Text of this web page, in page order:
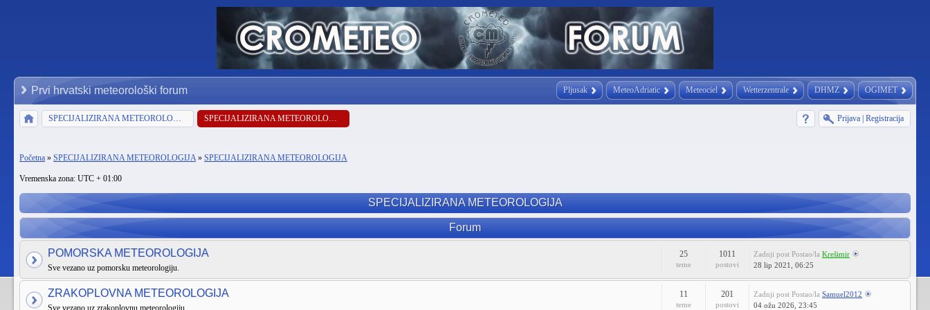
Pljusak MeteoAdriatic Meteociel Wetterzentrale DHMZ OGIMET
Prvi hrvatski meteorološki forum
SPECIJALIZIRANA METEOROLOGIJA SPECIJALIZIRANA METEOROLOGIJA Prijava Registracija
Početna » SPECIJALIZIRANA METEOROLOGIJA» SPECIJALIZIRANA METEOROLOGIJA
Vremenska zona: UTC + 01:00
SPECIJALIZIRANA METEOROLOGIJA
Forum
POMORSKA METEOROLOGIJA
Sve vezano uz pomorsku meteorologiju.
25
teme
1011
postovi
Zadnji post Postao/la Krešimir
28 lip 2021, 06:25
ZRAKOPLOVNA METEOROLOGIJA
Sve vezano uz zrakoplovnu meteorologiju.
11
teme
201
postovi
Zadnji post Postao/la Samuel2012
04 ožu 2026, 23:45